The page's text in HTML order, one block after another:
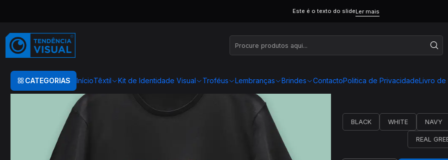
CATEGORIAS InícioTêxtil Kit de Identidade Visual Troféus Lembranças Brindes ContactoPolitica de PrivacidadeLivro de
Este é o texto do slideLer mais
BLACK
WHITE NAVY
REAL